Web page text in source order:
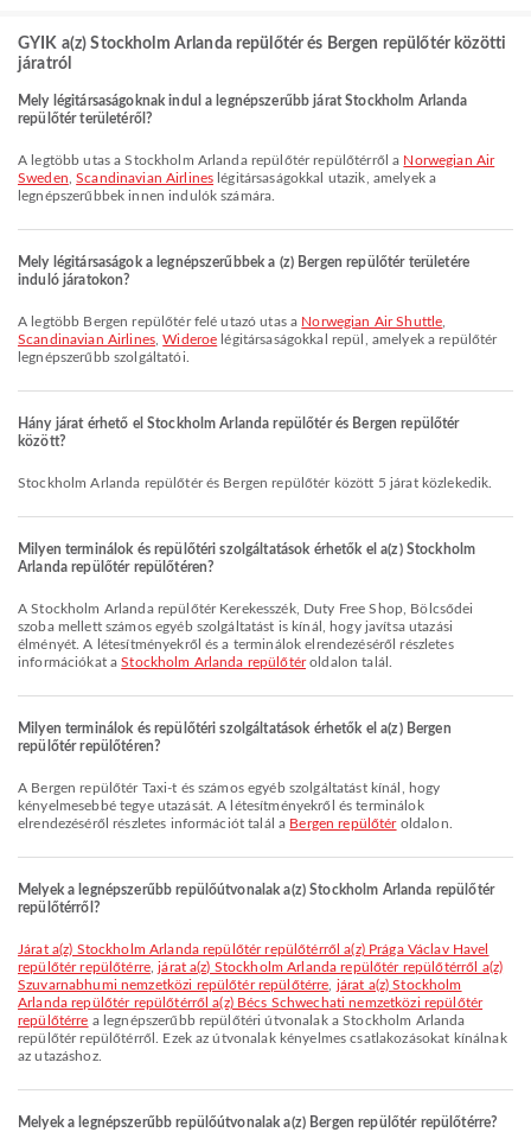
GYIK a(z) Stockholm Arlanda repülőtér és Bergen repülőtér közötti
járatról
Mely légitársaságoknak indul a legnépszerűbb járat Stockholm Arlanda
repülőtér területéről?
A legtöbb utas a Stockholm Arlanda repülőtér repülőtérről a Norwegian Air
Sweden ,Scandinavian Airlines légitársaságokkal utazik, amelyek a
legnépszerűbbek innen indulók számára.
Mely légitársaságok a legnépszerűbbek a (z) Bergen repülőtér területére
induló járatokon?
A legtöbb Bergen repülőtér felé utazó utas a Norwegian Air Shuttle
Scandinavian Airlines,Wideroe légitársaságokkal repül, amelyek a repülőtér
legnépszerűbb szolgáltatói.
Hány járat érhető el Stockholm Arlanda repülőtér és Bergen repülőtér
között?
Stockholm Arlanda repülőtér és Bergen repülőtér között 5 járat közlekedik.
Milyen terminálok és repülőtéri szolgáltatások érhetők el a(z) Stockholm
Arlanda repülőtér repülőtéren?
A Stockholm Arlanda repülőtér Kerekesszék, Duty Free Shop, Bölcsődei
szoba mellett számos egyéb szolgáltatást is kínál, hogy javítsa utazási
élményét. A létesítményekről és a terminálok elrendezéséről részletes
információkat aStockholm Arlanda repülőtéroldalon talál.
Milyen terminálok és repülőtéri szolgáltatások érhetők el a(z) Bergen
repülőtér repülőtéren?
A Bergen repülőtér Taxi-t és számos egyéb szolgáltatást kínál, hogy
kényelmesebbé tegye utazását. A létesítményekről és terminálok
elrendezéséről részletes információt talál a Bergen repülőtéroldalon.
Melyek a legnépszerűbb repülőútvonalak a(z) Stockholm Arlanda repülőtér
repülőtérről?
járat a(z) Stockholm Arlanda repülőtér repülőtérről a(z) Prága Václav Havel
repülőtér repülőtérre,járat a(z) Stockholm Arlanda repülőtér repülőtérről a(z)
Szuvarnabhumi nemzetközi repülőtér repülőtérre járat a(z) Stockholm
Arlanda repülőtér repülőtérről a(z) Bécs Schwechati nemzetközi repülőtér
repülőtérre a legnépszerűbb repülőtéri útvonalak a Stockholm Arlanda
repülőtér repülőtérről. Ezek az útvonalak kényelmes csatlakozásokat kínálnak
az utazáshoz.
Melyek a legnépszerűbb repülőútvonalak a(z) Bergen repülőtér repülőtérre?